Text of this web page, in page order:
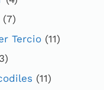
(7)
Tercio (11)
(11)